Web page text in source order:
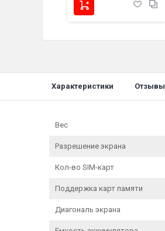
Характеристики Отзывы
Вес
Разрешение экрана
Кол-во SIM-карт
Поддержка карт памяти
Диагональ экрана